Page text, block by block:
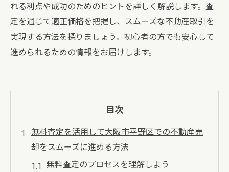
れる利点や成功のためのヒントを詳しく解説します。査
定を通じて適正価格を把握し、スムーズな不動産取引を
実現する方法を探りましょう。初心者の方でも安心して
進められるための情報をお届けします。
目次
無料査定を活用して大阪市平野区での不動産売
却をスムーズに進める方法
無料査定のプロセスを理解しよう